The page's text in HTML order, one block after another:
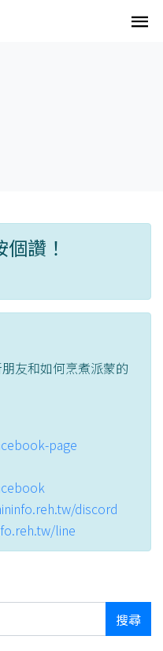
讚！
友和如何烹煮派蒙的
page
discord
line
搜尋